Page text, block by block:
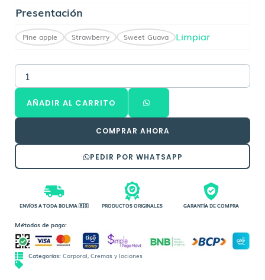
Presentación
Pine apple Strawberry Sweet Guava Limpiar
MISUCKA
Body
Butter
cantidad
AÑADIR AL CARRITO
COMPRAR AHORA
PEDIR POR WHATSAPP
ENVÍOS A TODA BOLIVIA 🇧🇴 PRODUCTOS ORIGINALES GARANTÍA DE COMPRA
Métodos de pago:
Categorías: Corporal, Cremas y lociones